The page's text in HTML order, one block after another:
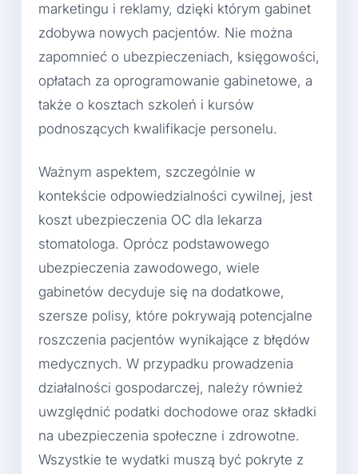
marketingu i reklamy, dzięki którym gabinet
zdobywa nowych pacjentów. Nie można
zapomnieć o ubezpieczeniach, księgowości,
opłatach za oprogramowanie gabinetowe, a
także o kosztach szkoleń i kursów
podnoszących kwalifikacje personelu.
Ważnym aspektem, szczególnie w
kontekście odpowiedzialności cywilnej, jest
koszt ubezpieczenia OC dla lekarza
stomatologa. Oprócz podstawowego
ubezpieczenia zawodowego, wiele
gabinetów decyduje się na dodatkowe,
szersze polisy, które pokrywają potencjalne
roszczenia pacjentów wynikające z błędów
medycznych. W przypadku prowadzenia
działalności gospodarczej, należy również
uwzględnić podatki dochodowe oraz składki
na ubezpieczenia społeczne i zdrowotne.
Wszystkie te wydatki muszą być pokryte z